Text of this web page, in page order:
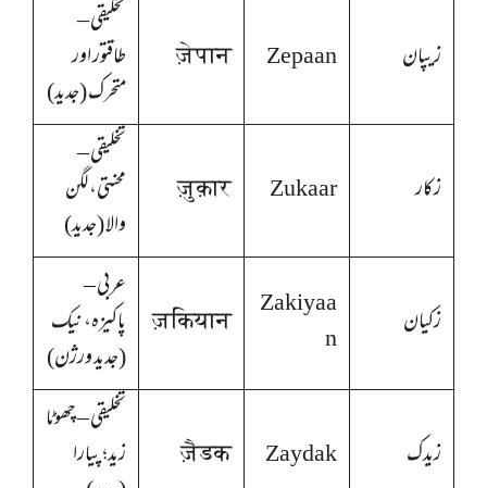
زیپان Zepaan
ज़ेपान
تخلیقی –
طاقتور اور
متحرک (جدید)
زکار Zukaar
ज़ुक़ार
تخلیقی –
محنتی، لگن
والا (جدید)
زکیان
Zakiyaa
n
ज़कियान
عربی –
پاکیزہ، نیک
(جدید ورژن)
زیدک Zaydak
ज़ैडक
تخلیقی – چھوٹا
زید؛ پیارا